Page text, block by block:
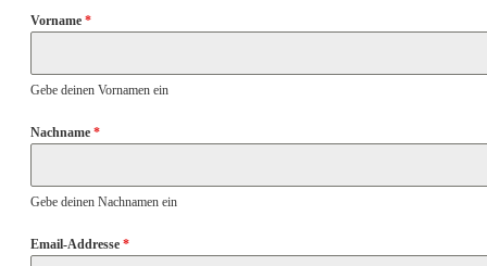
Vorname *
Gebe deinen Vornamen ein
Nachname *
Gebe deinen Nachnamen ein
Email-Addresse *